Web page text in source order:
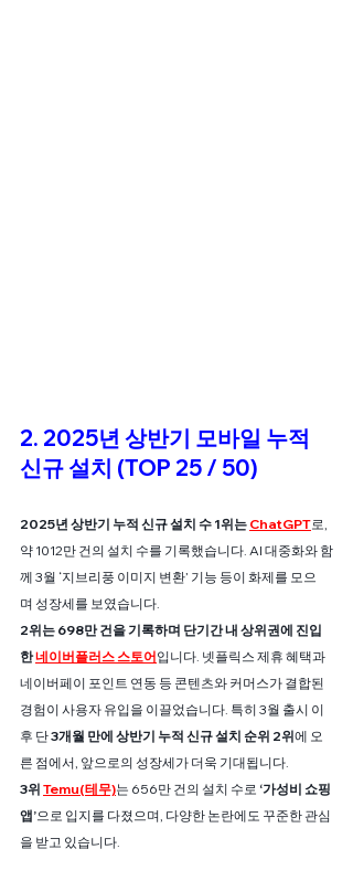
2. 2025년 상반기 모바일 누적
신규 설치 (TOP 25 / 50)
2025년 상반기 누적 신규 설치 수 1위는 ChatGPT로,
약 1012만 건의 설치 수를 기록했습니다. AI 대중화와 함
께 3월 ‘지브리풍 이미지 변환’ 기능 등이 화제를 모으
며 성장세를 보였습니다.
2위는 698만 건을 기록하며 단기간 내 상위권에 진입
한 네이버플러스 스토어입니다. 넷플릭스 제휴 혜택과
네이버페이 포인트 연동 등 콘텐츠와 커머스가 결합된
경험이 사용자 유입을 이끌었습니다. 특히 3월 출시 이
후 단 3개월 만에 상반기 누적 신규 설치 순위 2위에 오
른 점에서, 앞으로의 성장세가 더욱 기대됩니다.
3위 Temu(테무)는 656만 건의 설치 수로 ‘가성비 쇼핑
앱’으로 입지를 다졌으며, 다양한 논란에도 꾸준한 관심
을 받고 있습니다.